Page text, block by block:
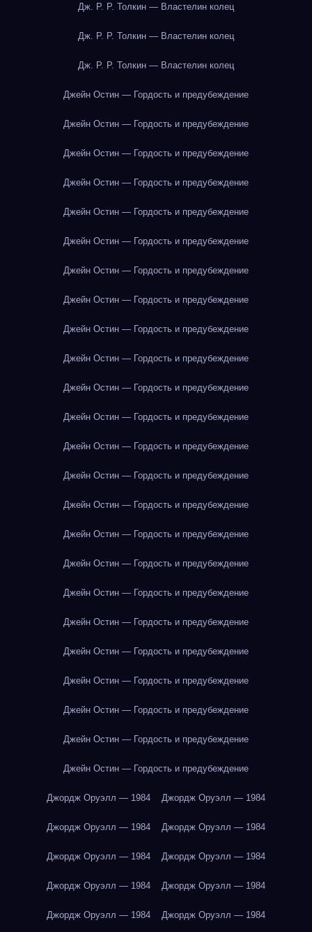
Дж. Р. Р. Толкин — Властелин колец
Дж. Р. Р. Толкин — Властелин колец
Дж. Р. Р. Толкин — Властелин колец
Джейн Остин — Гордость и предубеждение
Джейн Остин — Гордость и предубеждение
Джейн Остин — Гордость и предубеждение
Джейн Остин — Гордость и предубеждение
Джейн Остин — Гордость и предубеждение
Джейн Остин — Гордость и предубеждение
Джейн Остин — Гордость и предубеждение
Джейн Остин — Гордость и предубеждение
Джейн Остин — Гордость и предубеждение
Джейн Остин — Гордость и предубеждение
Джейн Остин — Гордость и предубеждение
Джейн Остин — Гордость и предубеждение
Джейн Остин — Гордость и предубеждение
Джейн Остин — Гордость и предубеждение
Джейн Остин — Гордость и предубеждение
Джейн Остин — Гордость и предубеждение
Джейн Остин — Гордость и предубеждение
Джейн Остин — Гордость и предубеждение
Джейн Остин — Гордость и предубеждение
Джейн Остин — Гордость и предубеждение
Джейн Остин — Гордость и предубеждение
Джейн Остин — Гордость и предубеждение
Джейн Остин — Гордость и предубеждение
Джейн Остин — Гордость и предубеждение
Джордж Оруэлл — 1984 Джордж Оруэлл — 1984
Джордж Оруэлл — 1984 Джордж Оруэлл — 1984
Джордж Оруэлл — 1984 Джордж Оруэлл — 1984
Джордж Оруэлл — 1984 Джордж Оруэлл — 1984
Джордж Оруэлл — 1984 Джордж Оруэлл — 1984